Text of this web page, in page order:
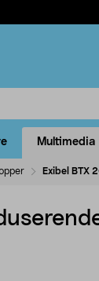
Multimedia
Exibel BTX